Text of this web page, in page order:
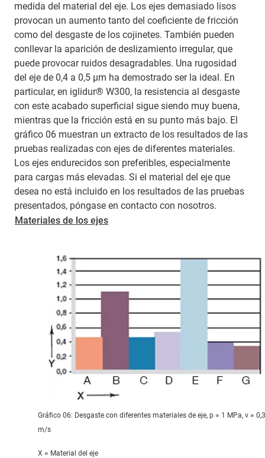
medida del material del eje. Los ejes demasiado lisos
provocan un aumento tanto del coeficiente de fricción
como del desgaste de los cojinetes. También pueden
conllevar la aparición de deslizamiento irregular, que
puede provocar ruidos desagradables. Una rugosidad
del eje de 0,4 a 0,5 μm ha demostrado ser la ideal. En
particular, en iglidur® W300, la resistencia al desgaste
con este acabado superficial sigue siendo muy buena,
mientras que la fricción está en su punto más bajo. El
gráfico 06 muestran un extracto de los resultados de las
pruebas realizadas con ejes de diferentes materiales.
Los ejes endurecidos son preferibles, especialmente
para cargas más elevadas. Si el material del eje que
desea no está incluido en los resultados de las pruebas
presentados, póngase en contacto con nosotros.
​​​​​​​Materiales de los ejes
Gráfico 06: Desgaste con diferentes materiales de eje, p = 1 MPa, v = 0,3
m/s
X = Material del eje